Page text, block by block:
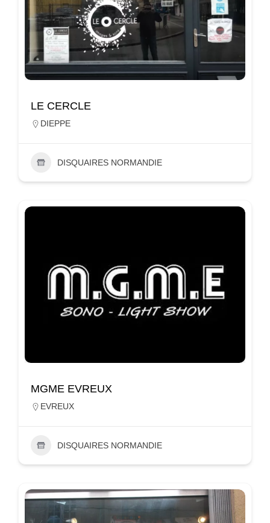
LE CERCLE
DIEPPE
DISQUAIRES NORMANDIE
MGME EVREUX
EVREUX
DISQUAIRES NORMANDIE